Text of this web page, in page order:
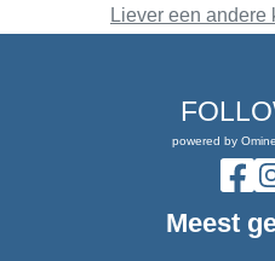
Liever een
powered by
Meest